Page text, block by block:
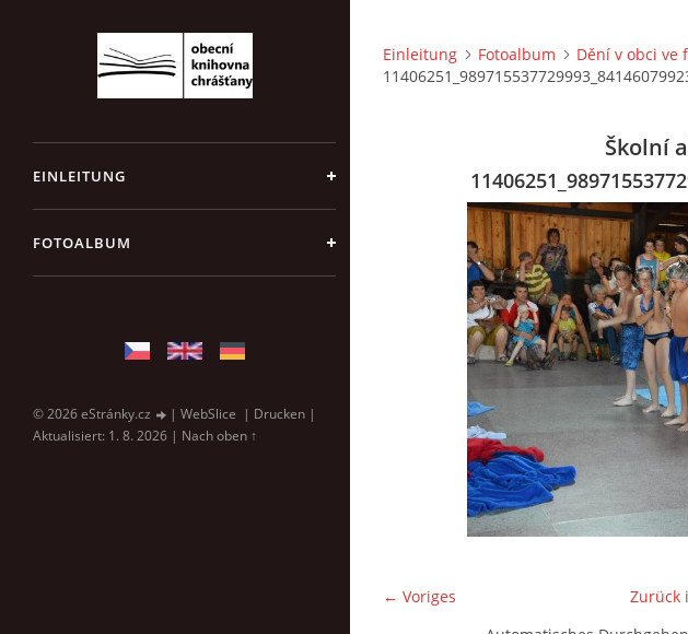
EINLEITUNG
FOTOALBUM
© 2026 eStránky.cz | WebSlice | Drucken |
Aktualisiert: 1. 8. 2026 | Nach oben ↑
Einleitung Fotoalbum Dění v obci ve
Školní
← Voriges
Zurück